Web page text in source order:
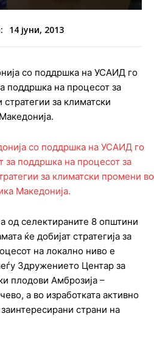
14 јуни, 2013
со поддршка на УСАИД го
поддршка на процесот за
за климатски
од селектираните 8 општини
ќе добијат стратегија за
на локално ниво е
Здружението Центар за
плодови Амброзија –
а во изработката активно
страни на